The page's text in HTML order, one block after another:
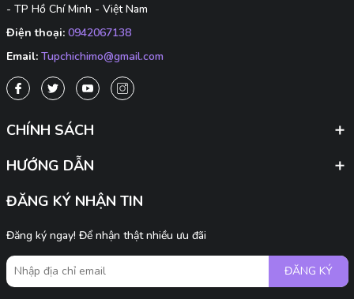
- TP Hồ Chí Minh - Việt Nam
Điện thoại: 0942067138
Email: Tupchichimo@gmail.com
CHÍNH SÁCH
HƯỚNG DẪN
ĐĂNG KÝ NHẬN TIN
Đăng ký ngay! Để nhận thật nhiều ưu đãi
ĐĂNG KÝ